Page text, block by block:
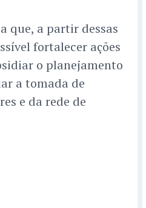
que, a partir dessas
fortalecer ações
o planejamento
a tomada de
e da rede de